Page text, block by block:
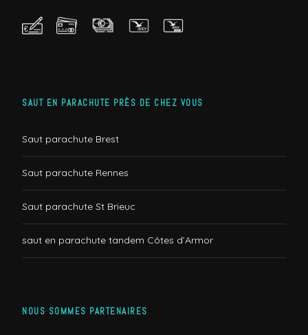
SAUT EN PARACHUTE PRÈS DE CHEZ VOUS
Saut parachute Brest
Saut parachute Rennes
Saut parachute St Brieuc
saut en parachute tandem Côtes d’Armor
NOUS SOMMES PARTENAIRES